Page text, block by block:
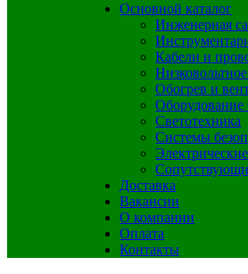
Основной каталог
Инженерная
Кабели и
Обогрев и
Оборудование
Светотехника
Системы
Доставка
Вакансии
О компании
Оплата
Контакты